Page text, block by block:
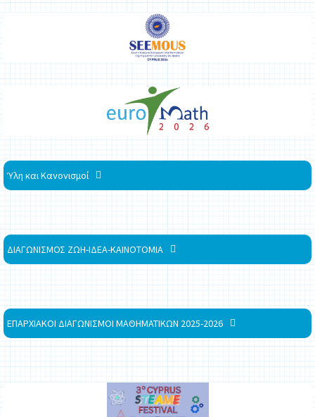
Ύλη και Κανονισμοί
ΔΙΑΓΩΝΙΣΜΟΣ ΖΩΗ-ΙΔΕΑ-ΚΑΙΝΟΤΟΜΙΑ
ΕΠΑΡΧΙΑΚΟΙ ΔΙΑΓΩΝΙΣΜΟΙ ΜΑΘΗΜΑΤΙΚΩΝ 2025-2026